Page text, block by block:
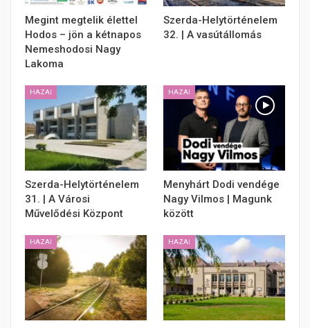
Megint megtelik élettel
Hodos – jön a kétnapos
Nemeshodosi Nagy
Lakoma
Szerda-Helytörténelem
32. | A vasútállomás
HAZAI
Szerda-Helytörténelem
31. | A Városi
Művelődési Központ
HAZAI
Menyhárt Dodi vendége
Nagy Vilmos | Magunk
között
HAZAI HAZAI